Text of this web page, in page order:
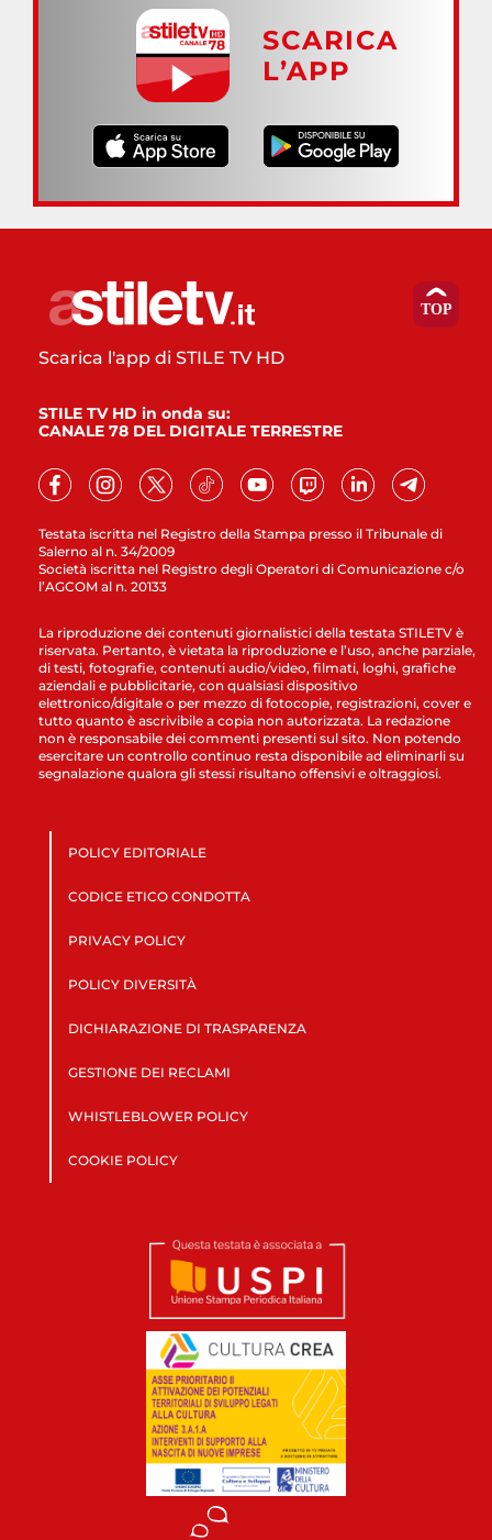
SCARICA
L’APP
Testata iscritta nel Registro della Stampa presso il Tribunale di
Salerno al n. 34/2009
Società iscritta nel Registro degli Operatori di Comunicazione c/o
l’AGCOM al n. 20133
Scarica l'app di STILE TV HD
STILE TV HD in onda su:
CANALE 78 DEL DIGITALE TERRESTRE
La riproduzione dei contenuti giornalistici della testata STILETV è
riservata. Pertanto, è vietata la riproduzione e l’uso, anche parziale,
di testi, fotografie, contenuti audio/video, filmati, loghi, grafiche
aziendali e pubblicitarie, con qualsiasi dispositivo
elettronico/digitale o per mezzo di fotocopie, registrazioni, cover e
tutto quanto è ascrivibile a copia non autorizzata. La redazione
non è responsabile dei commenti presenti sul sito. Non potendo
esercitare un controllo continuo resta disponibile ad eliminarli su
segnalazione qualora gli stessi risultano offensivi e oltraggiosi.
POLICY EDITORIALE
CODICE ETICO CONDOTTA
PRIVACY POLICY
POLICY DIVERSITÀ
DICHIARAZIONE DI TRASPARENZA
GESTIONE DEI RECLAMI
WHISTLEBLOWER POLICY
COOKIE POLICY